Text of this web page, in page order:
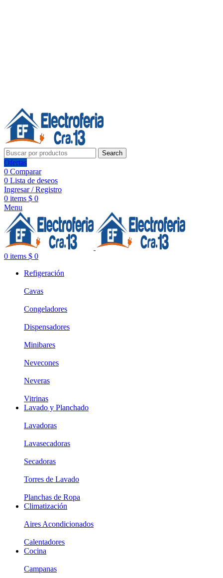
Search
Ofertas
0 Comparar
0 Lista de deseos
Ingresar / Registro
0 items $ 0
Menu
0 items $ 0
Refigeración
Cavas
Congeladores
Dispensadores
Minibares
Nevecones
Neveras
Vitrinas
Lavado y Planchado
Lavadoras
Lavasecadoras
Secadoras
Torres de Lavado
Planchas de Ropa
Climatización
Aires Acondicionados
Calentadores
Cocina
Campanas